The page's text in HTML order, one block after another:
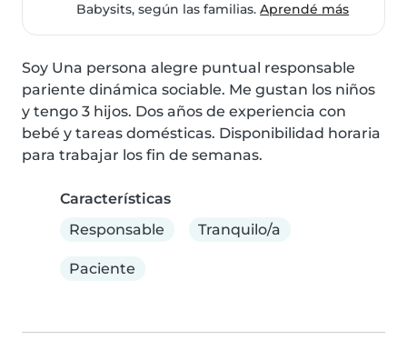
Babysits, según las familias.Aprendé más
Soy Una persona alegre puntual responsable
pariente dinámica sociable. Me gustan los niños
y tengo 3 hijos. Dos años de experiencia con
bebé y tareas domésticas. Disponibilidad horaria
para trabajar los fin de semanas.
Características
Responsable
Tranquilo/a
Paciente